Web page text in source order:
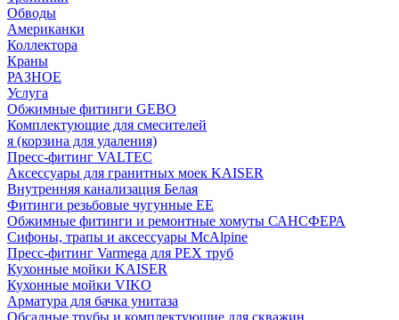
Обводы
Американки
Коллектора
Краны
РАЗНОЕ
Услуга
Обжимные фитинги GEBO
Комплектующие для смесителей
я (корзина для удаления)
Пресс-фитинг VALTEC
Аксессуары для гранитных моек KAISER
Внутренняя канализация Белая
Фитинги резьбовые чугунные EE
Обжимные фитинги и ремонтные хомуты САНСФЕРА
Сифоны, трапы и аксессуары McAlpine
Пресс-фитинг Varmega для PEX труб
Кухонные мойки KAISER
Кухонные мойки VIKO
Арматура для бачка унитаза
Обсадные трубы и комплектующие для скважин